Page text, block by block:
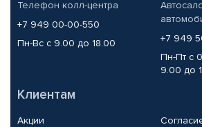
Телефон колл-центра
+7 949 00-00-550
Пн-Вс с 9.00 до 18.00
+7 949
Пн-Пт с
9.00 до
Клиентам
Акции